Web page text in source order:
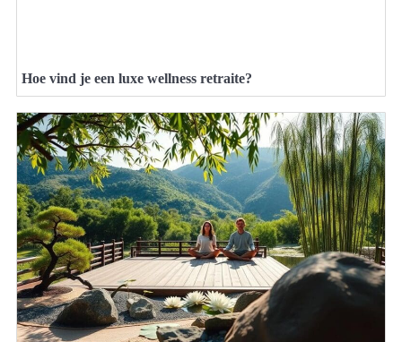
Hoe vind je een luxe wellness retraite?